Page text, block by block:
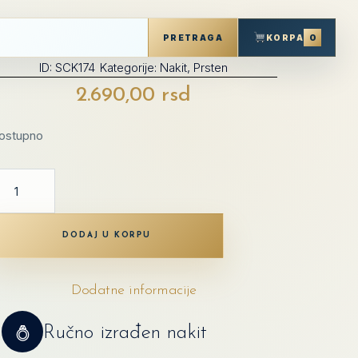
ID:SCK174 Kategorije: Nakit, Prsten
2.690,00 rsd
DODAJ U KORPU
Dodatne informacije
Ručno izrađen nakit
PRETRAGA KORPA 0